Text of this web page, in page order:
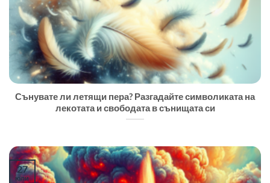
Сънувате ли летящи пера? Разгадайте символиката на
лекотата и свободата в сънищата си
27
юли